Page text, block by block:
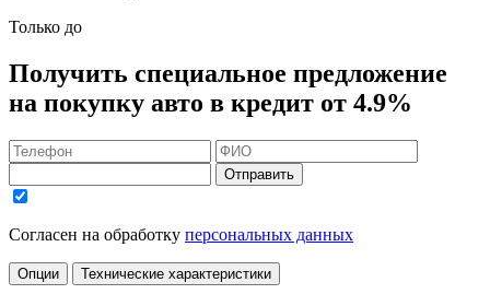
Только до
Получить специальное предложение
на покупку авто в кредит от 4.9%
Отправить
Согласен на обработку персональных данных
Опции Технические характеристики